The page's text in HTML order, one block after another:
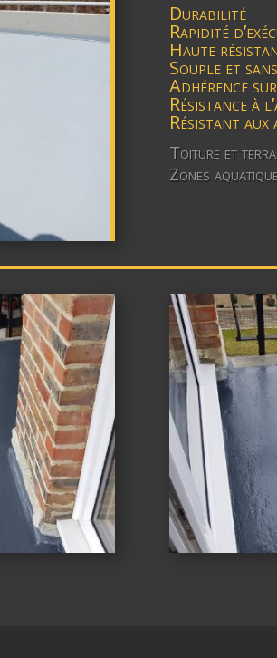
Durabilité
Rapidité
Haute
Souple et
Adhérence
Résistance à
Résistant aux
Toiture et
Zones